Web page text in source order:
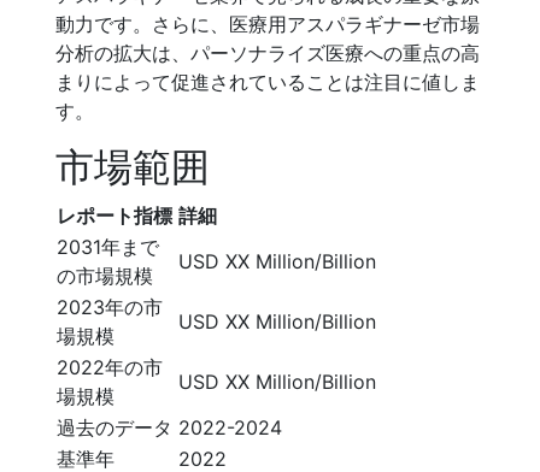
動力です。さらに、医療用アスパラギナーゼ市場
分析の拡大は、パーソナライズ医療への重点の高
まりによって促進されていることは注目に値しま
す。
市場範囲
レポート指標 詳細
2031年まで
の市場規模
USD XX Million/Billion
2023年の市
場規模
USD XX Million/Billion
2022年の市
場規模
USD XX Million/Billion
過去のデータ 2022-2024
基準年
2022